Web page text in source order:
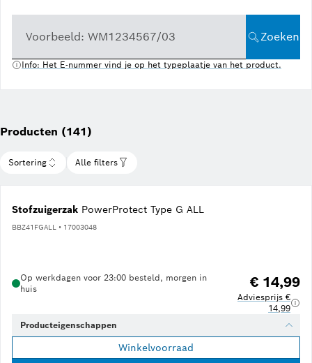
Voorbeeld: WM1234567/03 Zoeken
Info: Het E-nummer vind je op het typeplaatje van het product.
Producten (141)
Sortering Alle filters
Stofzuigerzak PowerProtect Type G ALL
BBZ41FGALL • 17003048
Op werkdagen voor 23:00 besteld, morgen in
huis
€ 14,99
Adviesprijs €
14,99
Producteigenschappen
Winkelvoorraad